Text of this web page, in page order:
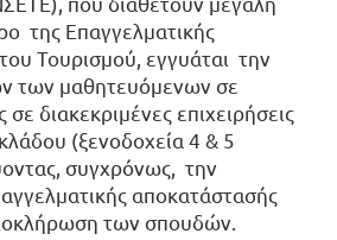
της Επαγγελματικής
Τουρισμού, εγγυάται την
των μαθητευόμενων σε
διακεκριμένες επιχειρήσεις
(ξενοδοχεία 4 & 5
συγχρόνως, την
αποκατάστασής
των σπουδών.